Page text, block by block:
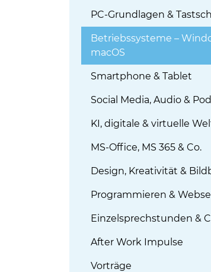
PC-Grundlagen &
Betriebssysteme –
macOS
Smartphone & Tablet
Social Media, Audio &
KI, digitale & virtuelle
MS-Office, MS 365 & Co.
Design, Kreativität &
Programmieren &
Einzelsprechstunden &
After Work Impulse
Vorträge